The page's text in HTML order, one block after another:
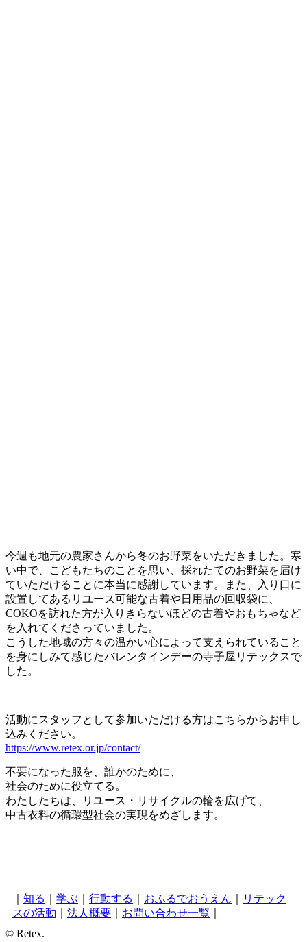
今週も地元の農家さんから冬のお野菜をいただきました。寒
い中で、こどもたちのことを思い、採れたてのお野菜を届け
ていただけることに本当に感謝しています。また、入り口に
設置してあるリユース可能な古着や日用品の回収袋に、
COKOを訪れた方が入りきらないほどの古着やおもちゃなど
を入れてくださっていました。
こうした地域の方々の温かい心によって支えられていること
を身にしみて感じたバレンタインデーの寺子屋リテックスで
した。
活動にスタッフとして参加いただける方はこちらからお申し
込みください。
https://www.retex.or.jp/contact/
不要になった服を、誰かのために、
社会のために役立てる。
わたしたちは、リユース・リサイクルの輪を広げて、
中古衣料の循環型社会の実現をめざします。
知る 学ぶ 行動する おふるでおうえん
リテック
スの活動
法人概要 お問い合わせ一覧
© Retex.